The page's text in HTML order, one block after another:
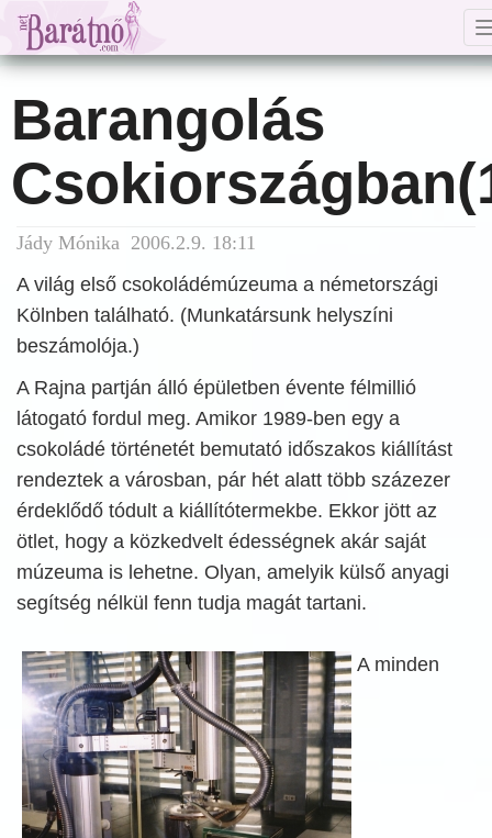
Barangolás
Jády Mónika 2006.2.9. 18:11
A világ első csokoládémúzeuma a németországi
Kölnben található. (Munkatársunk helyszíni
beszámolója.)
A Rajna partján álló épületben évente félmillió
látogató fordul meg. Amikor 1989-ben egy a
csokoládé történetét bemutató időszakos kiállítást
rendeztek a városban, pár hét alatt több százezer
érdeklődő tódult a kiállítótermekbe. Ekkor jött az
ötlet, hogy a közkedvelt édességnek akár saját
múzeuma is lehetne. Olyan, amelyik külső anyagi
segítség nélkül fenn tudja magát tartani.
A minden